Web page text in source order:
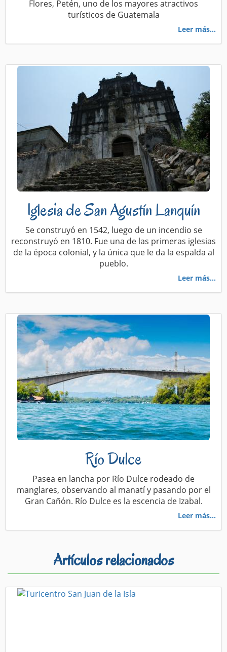
Flores, Petén, uno de los mayores atractivos
turísticos de Guatemala
Leer más...
Iglesia de San Agustín Lanquín
Se construyó en 1542, luego de un incendio se
reconstruyó en 1810. Fue una de las primeras iglesias
de la época colonial, y la única que le da la espalda al
pueblo.
Leer más...
Río Dulce
Pasea en lancha por Río Dulce rodeado de
manglares, observando al manatí y pasando por el
Gran Cañón. Río Dulce es la escencia de Izabal.
Leer más...
Artículos relacionados